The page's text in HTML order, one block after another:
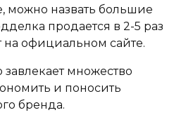
можно назвать большие
продается в 2-5 раз
на официальном сайте.
завлекает множество
и поносить
бренда.